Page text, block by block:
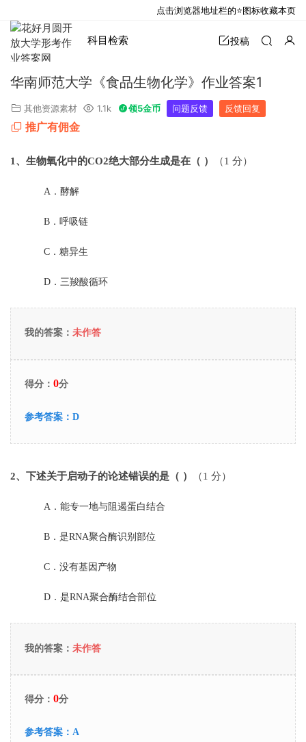
科目检索 投稿
华南师范大学《食品生物化学》作业答案1
其他资源素材 1.1k 领5金币 问题反馈 反馈回复
推广有佣金
1 、生物氧化中的CO2绝大部分生成是在（ ） （1 分）
A． 酵解
B． 呼吸链
C． 糖异生
D． 三羧酸循环
我的答案： 未作答
得分： 0分
参考答案： D
2、下述关于启动子的论述错误的是（ ） （1 分）
A． 能专一地与阻遏蛋白结合
B． 是RNA聚合酶识别部位
C． 没有基因产物
D． 是RNA聚合酶结合部位
我的答案： 未作答
得分： 0分
参考答案： A
点击浏览器地址栏的⭐图标收藏本页